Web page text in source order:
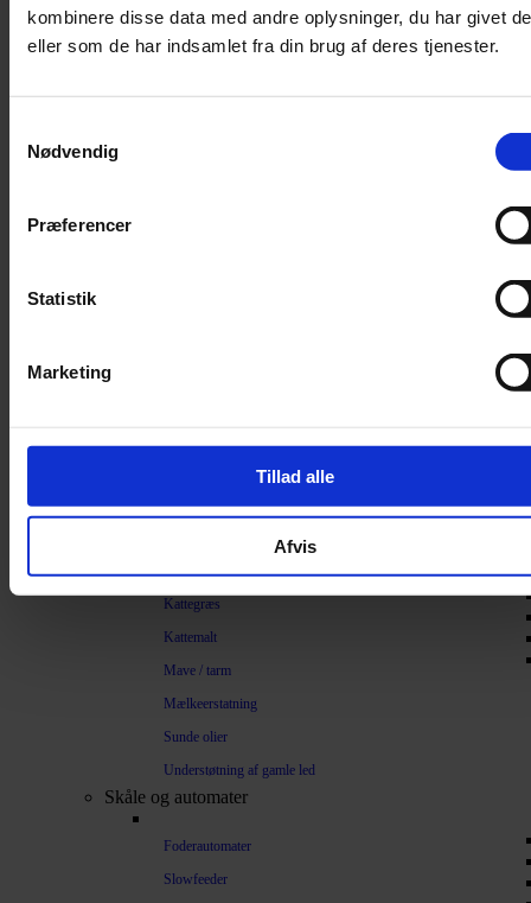
kombinere disse data med andre oplysninger, du har givet
eller som de har indsamlet fra din brug af deres tjenester.
Nødvendig
Præferencer
Statistik
Marketing
Tillad alle
Afvis
Kattetoilet
Selvrensende toilet
Energiboost
Kattegræs
Kattemalt
Mave / tarm
Mælkeerstatning
Sunde olier
Understøtning af gamle led
Skåle og automater
Foderautomater
Slowfeeder